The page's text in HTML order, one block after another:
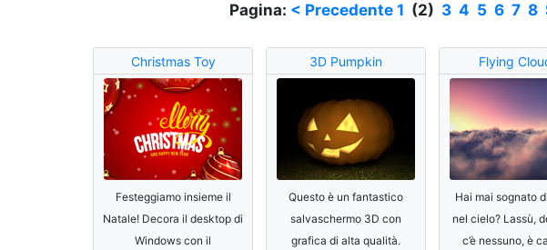
Pagina: < Precedente 1 (2) 3 4 5 6 7 8
Christmas Toy
Festeggiamo insieme il
Natale! Decora il desktop di
Windows con il
3D Pumpkin
Questo è un fantastico
salvaschermo 3D con
grafica di alta qualità.
Flying
Hai mai sognato
nel cielo? Lassù,
c’è nessuno, è